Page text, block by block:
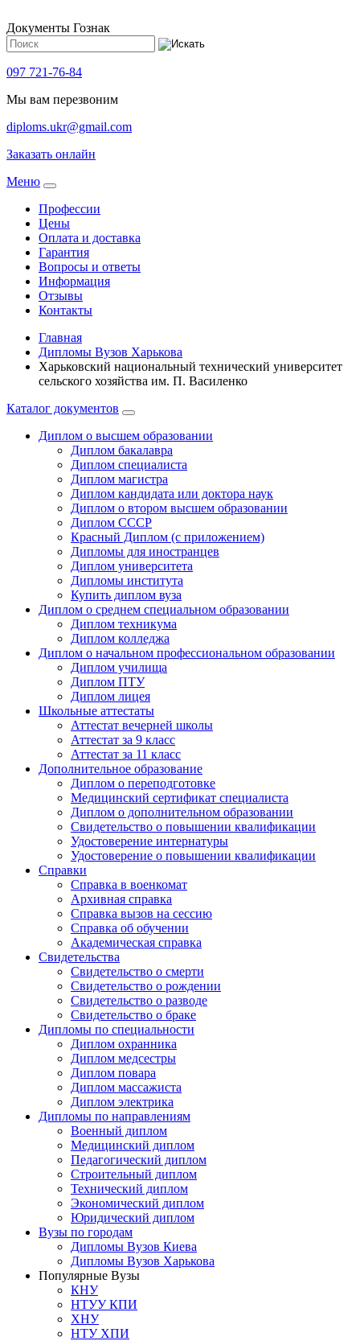
Документы Гознак
097 721-76-84
Мы вам перезвоним
diploms.ukr@gmail.com
Заказать онлайн
Meню
Профессии
Цены
Оплата и доставка
Гарантия
Вопросы и ответы
Информация
Отзывы
Контакты
Главная
Дипломы Вузов Харькова
Харьковский национальный технический университет
сельского хозяйства им. П. Василенко
Каталог документов
Диплом о высшем образовании
Диплом бакалавра
Диплом специалиста
Диплом магистра
Диплом кандидата или доктора наук
Диплом о втором высшем образовании
Диплом СССР
Красный Диплом (с приложением)
Дипломы для иностранцев
Диплом университета
Дипломы института
Купить диплом вуза
Диплом о среднем специальном образовании
Диплом техникума
Диплом колледжа
Диплом о начальном профессиональном oбразовании
Диплом училища
Диплом ПТУ
Диплом лицея
Школьные аттестаты
Аттестат вечерней школы
Аттестат за 9 класс
Аттестат за 11 класс
Дополнительное образование
Диплом о переподготовке
Медицинский сертификат специалиста
Диплом о дополнительном образовании
Свидетельство о повышении квалификации
Удостоверение интернатуры
Удостоверение о повышении квалификации
Справки
Справка в военкомат
Архивная справка
Справка вызов на сессию
Справка об обучении
Академическая справка
Свидетельства
Свидетельство о смерти
Свидетельство о рождении
Свидетельство о разводе
Свидетельство о браке
Дипломы по специальности
Диплом охранника
Диплом медсестры
Диплом повара
Диплом массажиста
Диплом электрика
Дипломы по направлениям
Военный диплом
Медицинский диплом
Педагогический диплом
Строительный диплом
Технический диплом
Экономический диплом
Юридический диплом
Вузы по городам
Дипломы Вузов Киева
Дипломы Вузов Харькова
Популярные Вузы
КНУ
НТУУ КПИ
ХНУ
НТУ ХПИ